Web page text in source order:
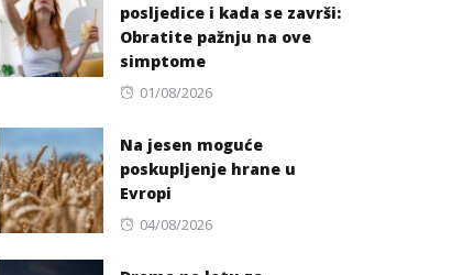
posljedice i kada se završi:
Obratite pažnju na ove
simptome
Posted
01/08/2026
Na jesen moguće
poskupljenje hrane u
Evropi
Posted
04/08/2026